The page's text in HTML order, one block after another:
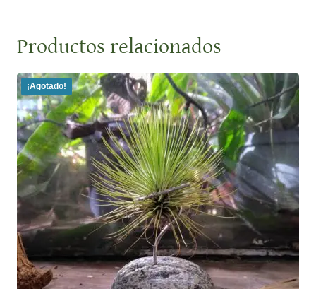
Productos relacionados
¡Agotado!